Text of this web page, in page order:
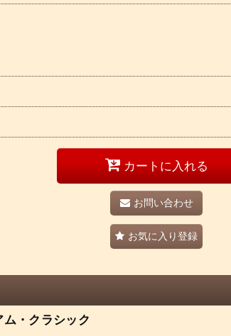
カートに入れる
お問い合わせ
お気に入り登録
・クラシック